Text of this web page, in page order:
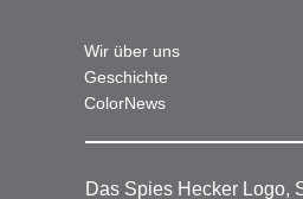
Wir über uns
Geschichte
ColorNews
Das Spies Hecker Logo,